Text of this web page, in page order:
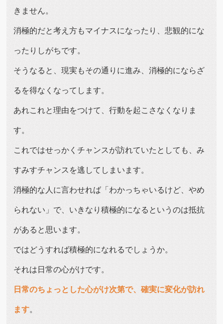
きません。
消極的だと考え方もマイナスになったり、悲観的にな
ったりしがちです。
そうなると、現実もその通りに進み、消極的にならざ
るを得なくなってします。
あれこれと理由をつけて、行動を起こさなくなりま
す。
これではせっかくチャンスが訪れていたとしても、み
すみすチャンスを逃してしまいます。
消極的な人に言わせれば「わかっちゃいるけど、やめ
られない」で、いきなり積極的になるというのは抵抗
があると思います。
ではどうすれば積極的になれるでしょうか。
それは日常の心がけです。
日常のちょっとした心がけ次第で、確実に変化が訪れ
ます。